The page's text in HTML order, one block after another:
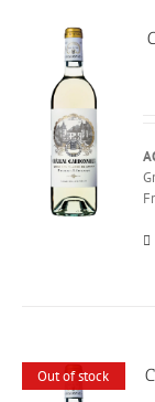
Out of stock